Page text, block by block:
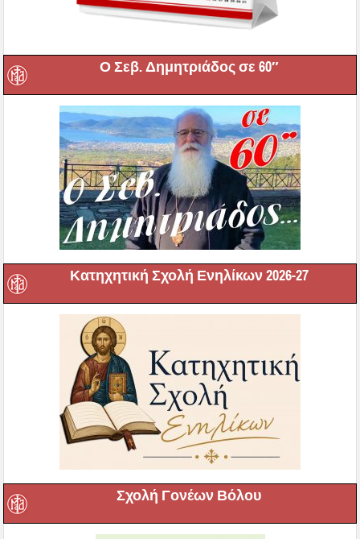
Ο Σεβ. Δημητριάδος σε 60″
Κατηχητική Σχολή Ενηλίκων 2026-27
Σχολή Γονέων Βόλου